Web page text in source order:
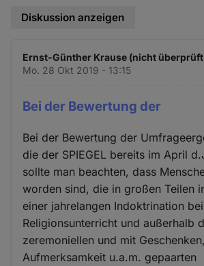
Diskussion anzeigen
Ernst-Günther Krause (nicht
Mo. 28 Okt 2019 - 13:15
Bei der Bewertung der
Bei der Bewertung der
die der SPIEGEL bereits im April
sollte man beachten, dass
worden sind, die in großen Teilen
einer jahrelangen Indoktrination
Religionsunterricht und außerhalb
zeremoniellen und mit Geschenken,
Aufmerksamkeit u.a.m. gepaarten